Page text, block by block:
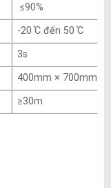
≤90%
-20 ̊C đến 50 ̊C
3s
400mm × 700mm ×
≥30m